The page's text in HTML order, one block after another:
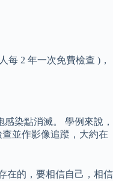
2 年一次免費檢查 )，
染點消滅。 學例來說，
並作影像追蹤，大約在
在的，要相信自己，相信